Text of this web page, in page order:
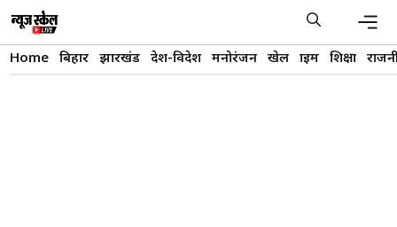
content
Home बिहार झारखंड देश-विदेश मनोरंजन खेल क्राइम शिक्षा